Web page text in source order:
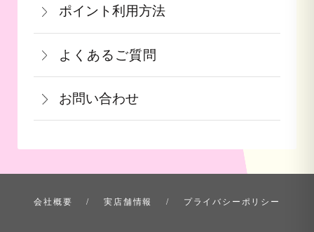
≪デビットカードを御使用の場合≫
カードの特性上、ご注文時点でお支払い
となっております。
果物など収穫時期までお時間を頂く商品
も御座いますこと、ご了承くださいま
せ。
詳しくはこちら
当店までご連絡下さい。
す。
にて納期のご連絡をいたします。
青果ギフト対応商品につきましてはお届
け日の指定ができかねます。予めご了承
ください。
ポイント利用方法
会員登録をされたお客様はポイントを利
用できます。ご注文画面の「お支払い方
法選択」画面にて、ポイント利用を入力
することができます。店舗では利用でき
ません。
詳しくはこちら
よくあるご質問
お問い合わせ
会社概要 実店舗情報 プライバシーポリシー